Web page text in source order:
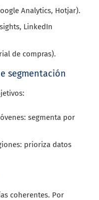
Analytics, Hotjar).
LinkedIn
de compras).
segmentación
segmenta por
prioriza datos
coherentes. Por